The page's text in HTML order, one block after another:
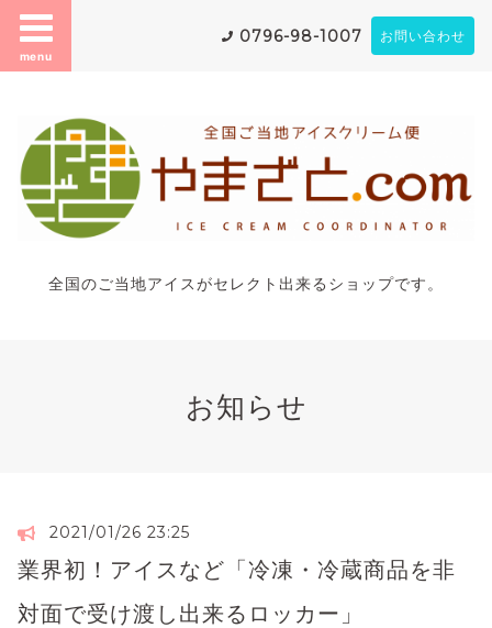
menu
0796-98-1007 お問い合わせ
全国のご当地アイスがセレクト出来るショップです。
お知らせ
2021/01/26 23:25
業界初！アイスなど「冷凍・冷蔵商品を非
対面で受け渡し出来るロッカー」